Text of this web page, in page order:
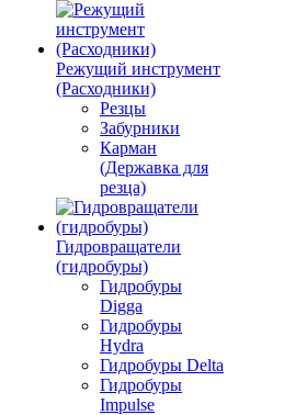
Режущий инструмент
(Расходники)
Резцы
Забурники
Карман
(Державка для
резца)
Гидровращатели
(гидробуры)
Гидробуры
Digga
Гидробуры
Hydra
Гидробуры Delta
Гидробуры
Impulse